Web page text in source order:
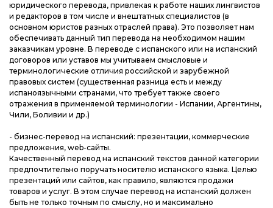
юридического перевода, привлекая к работе наших лингвистов
и редакторов в том числе и внештатных специалистов (в
основном юристов разных отраслей права). Это позволяет нам
обеспечивать данный тип перевода на необходимом нашим
заказчикам уровне. В переводе с испанского или на испанский
договоров или уставов мы учитываем смысловые и
терминологические отличия российской и зарубежной
правовых систем (существенная разница есть и между
испаноязычными странами, что требует также своего
отражения в применяемой терминологии - Испании, Аргентины,
Чили, Боливии и др.)
- бизнес-перевод на испанский: презентации, коммерческие
предложения, web-сайты.
Качественный перевод на испанский текстов данной категории
предпочтительно поручать носителю испанского языка. Целью
презентаций или сайтов, как правило, являются продажи
товаров и услуг. В этом случае перевод на испанский должен
быть не только точным по смыслу, но и максимально